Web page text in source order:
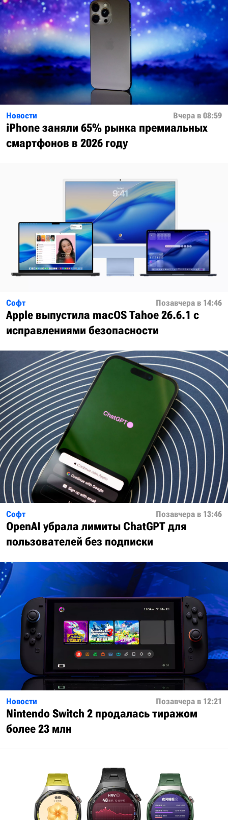
Новости Вчера в 08:59
iPhone заняли 65% рынка премиальных
смартфонов в 2026 году
Софт Позавчера в 14:46
Apple выпустила macOS Tahoe 26.6.1 с
исправлениями безопасности
Софт Позавчера в 13:46
OpenAI убрала лимиты ChatGPT для
пользователей без подписки
Новости Позавчера в 12:21
Nintendo Switch 2 продалась тиражом
более 23 млн